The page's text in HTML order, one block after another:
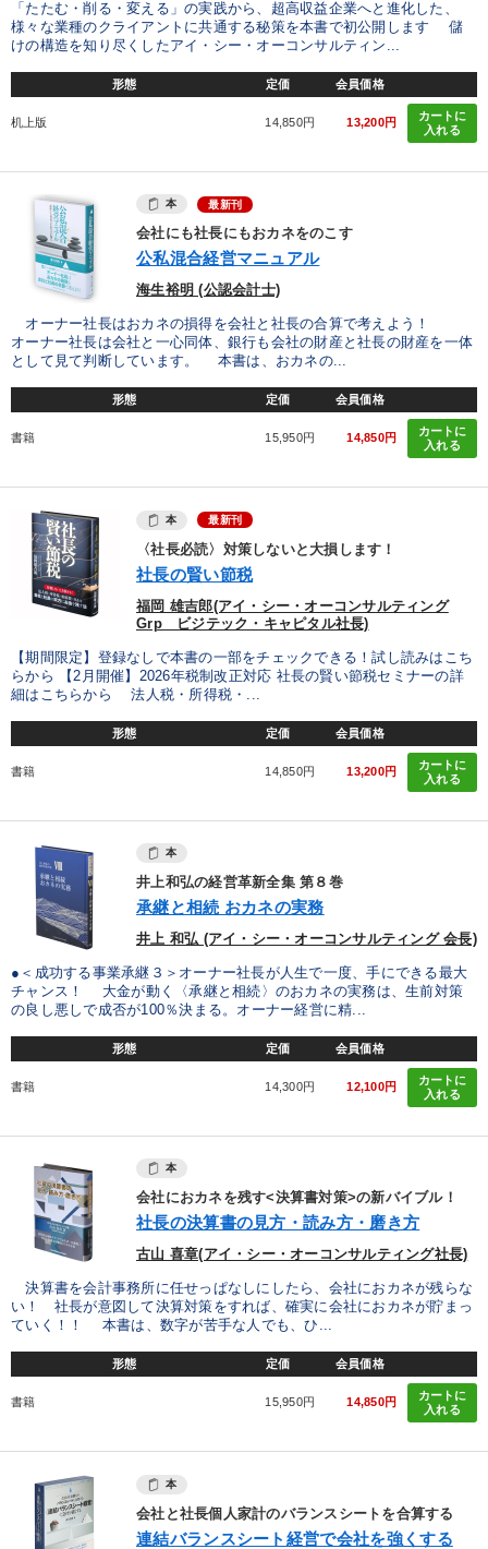
「たたむ・削る・変える」の実践から、超高収益企業へと進化した、
様々な業種のクライアントに共通する秘策を本書で初公開します 儲
けの構造を知り尽くしたアイ・シー・オーコンサルティン...
形態 定価 会員価格
机上版 14,850円 13,200円
カートに
入れる
本 最新刊
会社にも社長にもおカネをのこす
公私混合経営マニュアル
海生裕明 (公認会計士)
オーナー社長はおカネの損得を会社と社長の合算で考えよう！
オーナー社長は会社と一心同体、銀行も会社の財産と社長の財産を一体
として見て判断しています。 本書は、おカネの...
形態 定価 会員価格
書籍 15,950円 14,850円
カートに
入れる
本 最新刊
〈社長必読〉対策しないと大損します！
社長の賢い節税
福岡 雄吉郎(アイ・シー・オーコンサルティング
Grp ビジテック・キャピタル社長)
【期間限定】登録なしで本書の一部をチェックできる！試し読みはこち
らから 【2月開催】2026年税制改正対応 社長の賢い節税セミナーの詳
細はこちらから 法人税・所得税・...
形態 定価 会員価格
書籍 14,850円 13,200円
カートに
入れる
本
井上和弘の経営革新全集 第８巻
承継と相続 おカネの実務
井上 和弘 (アイ・シー・オーコンサルティング 会長)
●＜成功する事業承継３＞オーナー社長が人生で一度、手にできる最大
チャンス！ 大金が動く〈承継と相続〉のおカネの実務は、生前対策
の良し悪しで成否が100％決まる。オーナー経営に精...
形態 定価 会員価格
書籍 14,300円 12,100円
カートに
入れる
本
会社におカネを残す<決算書対策>の新バイブル！
社長の決算書の見方・読み方・磨き方
古山 喜章(アイ・シー・オーコンサルティング社長)
決算書を会計事務所に任せっぱなしにしたら、会社におカネが残らな
い！ 社長が意図して決算対策をすれば、確実に会社におカネが貯まっ
ていく！！ 本書は、数字が苦手な人でも、ひ...
形態 定価 会員価格
書籍 15,950円 14,850円
カートに
入れる
本
会社と社長個人家計のバランスシートを合算する
連結バランスシート経営で会社を強くする